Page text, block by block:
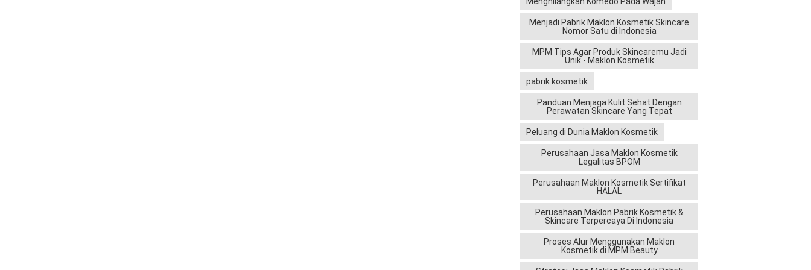
Menjadi Pabrik Maklon Kosmetik Skincare
Nomor Satu di Indonesia
MPM Tips Agar Produk Skincaremu Jadi
Unik - Maklon Kosmetik
pabrik kosmetik
Panduan Menjaga Kulit Sehat Dengan
Perawatan Skincare Yang Tepat
Peluang di Dunia Maklon Kosmetik
Perusahaan Jasa Maklon Kosmetik
Legalitas BPOM
Perusahaan Maklon Kosmetik Sertifikat
HALAL
Perusahaan Maklon Pabrik Kosmetik &
Skincare Terpercaya Di Indonesia
Proses Alur Menggunakan Maklon
Kosmetik di MPM Beauty